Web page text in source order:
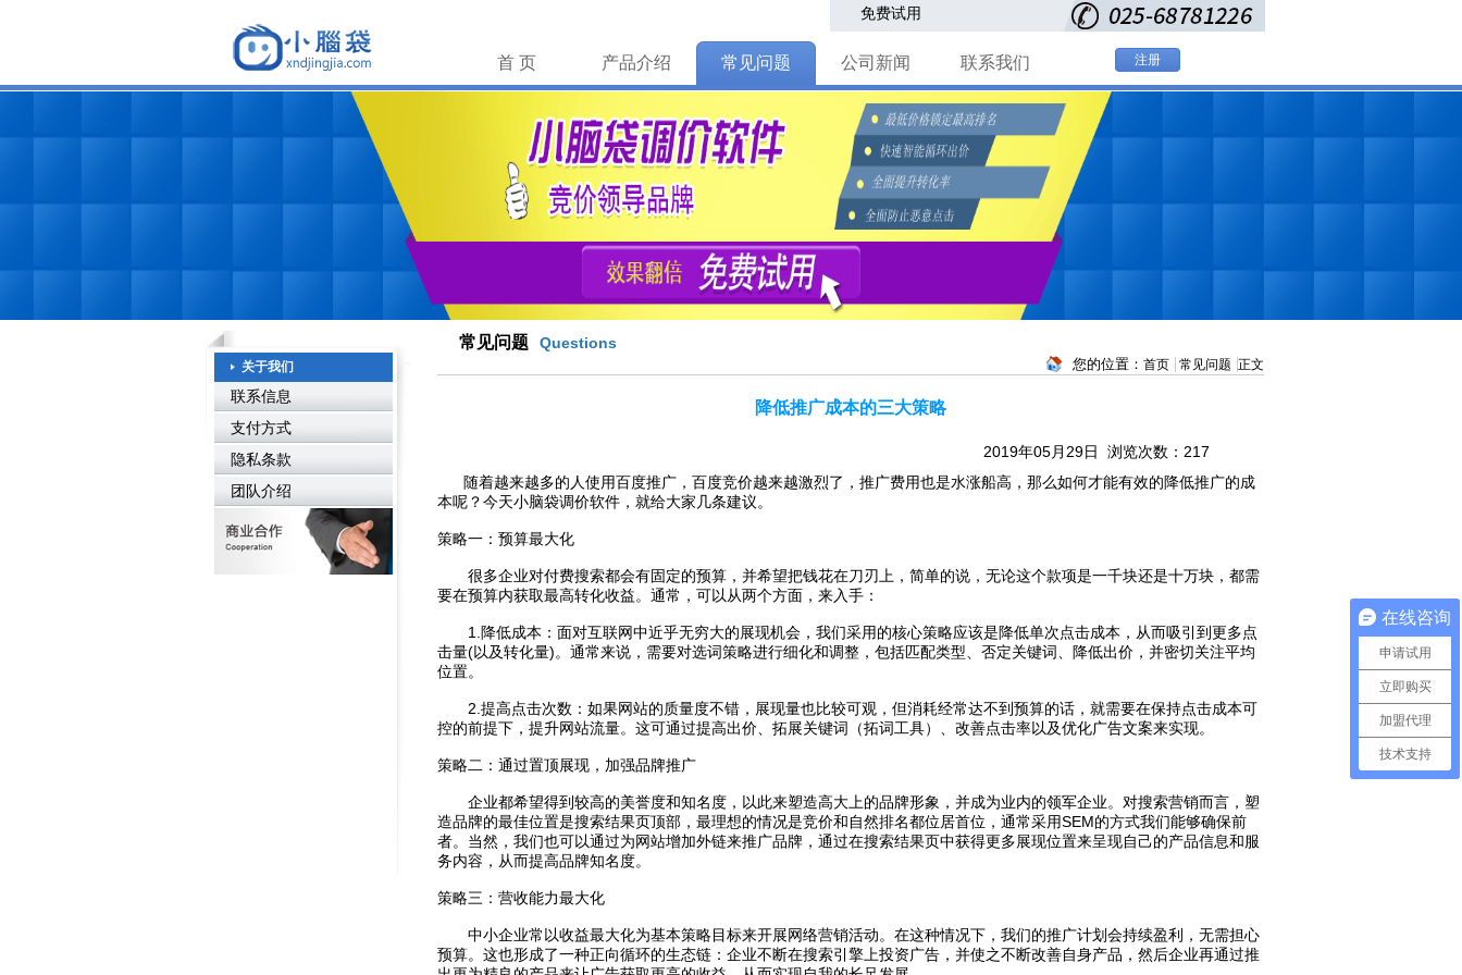
免费试用
首 页 产品介绍 常见问题 公司新闻 联系我们 注册
关于我们
联系信息
支付方式
隐私条款
团队介绍
常见问题 Questions
您的位置： 首页 常见问题 正文
降低推广成本的三大策略
2019年05月29日 浏览次数： 217
随着越来越多的人使用百度推广，百度竞价越来越激烈了，推广费用也是水涨船高，那么如何才能有效的降低推广的成
本呢？今天小脑袋调价软件，就给大家几条建议。
策略一：预算最大化
很多企业对付费搜索都会有固定的预算，并希望把钱花在刀刃上，简单的说，无论这个款项是一千块还是十万块，都需
要在预算内获取最高转化收益。通常，可以从两个方面，来入手：
1.降低成本：面对互联网中近乎无穷大的展现机会，我们采用的核心策略应该是降低单次点击成本，从而吸引到更多点
击量(以及转化量)。通常来说，需要对选词策略进行细化和调整，包括匹配类型、否定关键词、降低出价，并密切关注平均
位置。
2.提高点击次数：如果网站的质量度不错，展现量也比较可观，但消耗经常达不到预算的话，就需要在保持点击成本可
控的前提下，提升网站流量。这可通过提高出价、拓展关键词（拓词工具）、改善点击率以及优化广告文案来实现。
策略二：通过置顶展现，加强品牌推广
企业都希望得到较高的美誉度和知名度，以此来塑造高大上的品牌形象，并成为业内的领军企业。对搜索营销而言，塑
造品牌的最佳位置是搜索结果页顶部，最理想的情况是竞价和自然排名都位居首位，通常采用SEM的方式我们能够确保前
者。当然，我们也可以通过为网站增加外链来推广品牌，通过在搜索结果页中获得更多展现位置来呈现自己的产品信息和服
务内容，从而提高品牌知名度。
策略三：营收能力最大化
中小企业常以收益最大化为基本策略目标来开展网络营销活动。在这种情况下，我们的推广计划会持续盈利，无需担心
预算。这也形成了一种正向循环的生态链：企业不断在搜索引擎上投资广告，并使之不断改善自身产品，然后企业再通过推
在线咨询
申请试用
立即购买
加盟代理
技术支持